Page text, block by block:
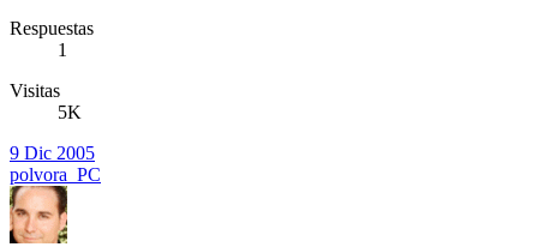
Respuestas
1
Visitas
5K
9 Dic 2005
polvora_PC